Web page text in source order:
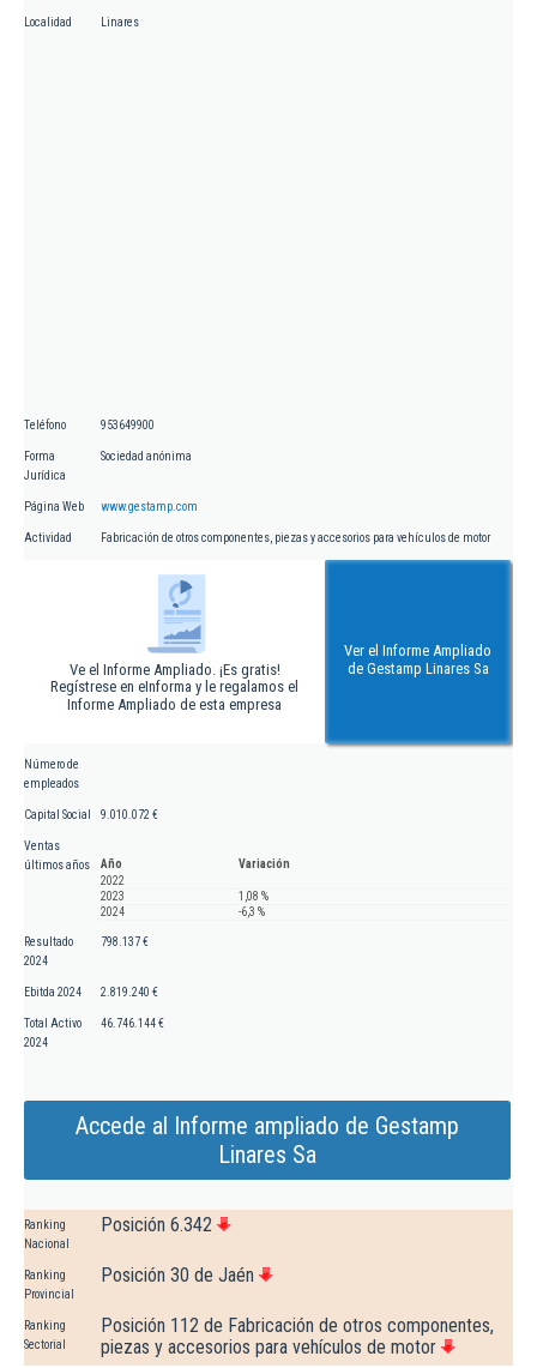
Localidad Linares
Teléfono 953649900
Forma
Jurídica
Sociedad anónima
Página Web www.gestamp.com
Actividad Fabricación de otros componentes, piezas y accesorios para vehículos de motor
Ve el Informe Ampliado. ¡Es gratis!
Regístrese en eInforma y le regalamos el
Informe Ampliado de esta empresa
Ver el Informe Ampliado
de Gestamp Linares Sa
Número de
empleados
Capital Social 9.010.072 €
Ventas
últimos años
Año
Variación
2022
2023
1,08 %
2024
-6,3 %
Resultado
2024
798.137 €
Ebitda 2024 2.819.240 €
Total Activo
2024
46.746.144 €
Accede al Informe ampliado de Gestamp
Linares Sa
Ranking
Nacional
Posición 6.342
Ranking
Provincial
Posición 30 de Jaén
Ranking
Sectorial
Posición 112 de Fabricación de otros componentes,
piezas y accesorios para vehículos de motor